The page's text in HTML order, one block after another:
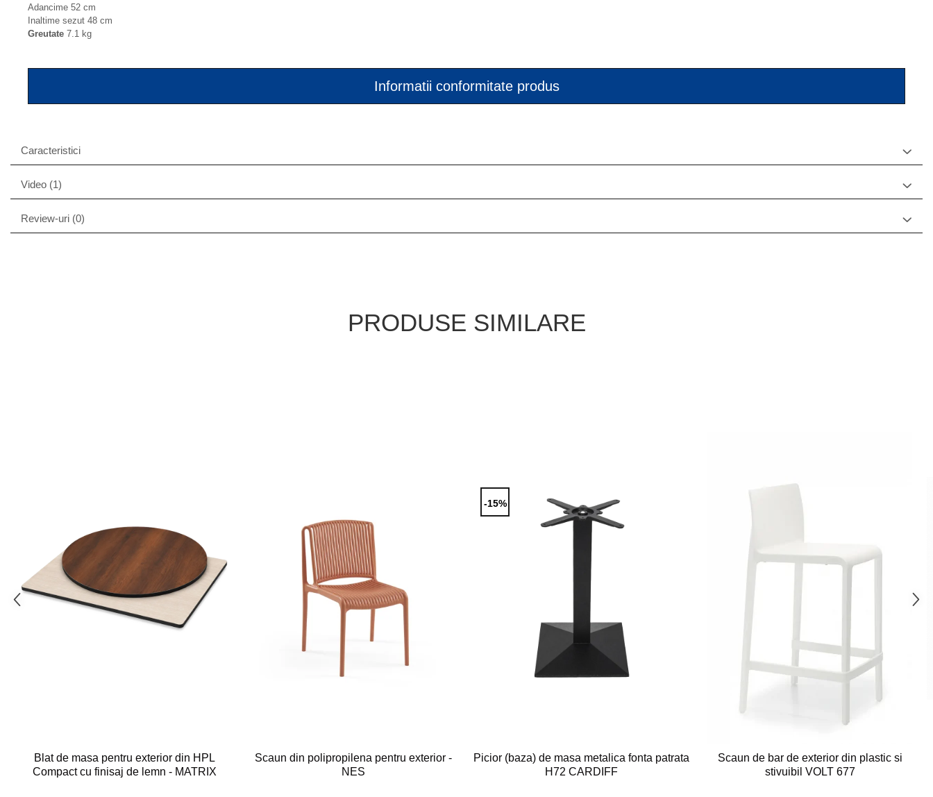
Adancime 52 cm
Inaltime sezut 48 cm
Greutate 7.1 kg
Informatii conformitate produs
Caracteristici
Video (1)
Review-uri (0)
PRODUSE SIMILARE
Blat de masa pentru exterior din HPL
Compact cu finisaj de lemn - MATRIX
Scaun din polipropilena pentru exterior -
NES
-15%
Picior (baza) de masa metalica fonta patrata
H72 CARDIFF
Scaun de bar de exterior din plastic si
stivuibil VOLT 677